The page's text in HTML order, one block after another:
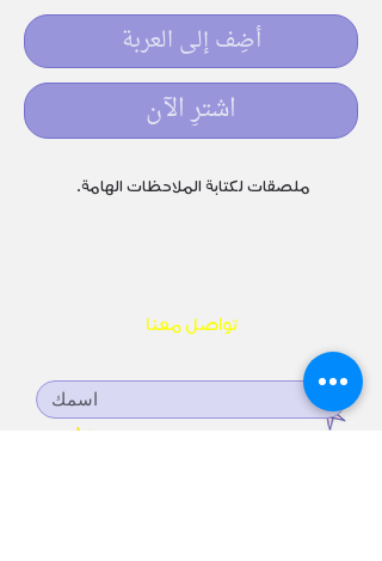
أضِف إلى العربة
اشترِ الآن
ملصقات لكتابة الملاحظات الهامة.
تواصل معنا